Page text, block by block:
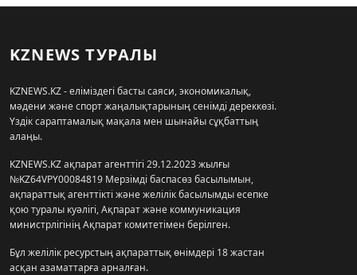
KZNEWS ТУРАЛЫ
KZNEWS.KZ - еліміздегі басты саяси, экономикалық,
мәдени және спорт жаңалықтарының сенімді дереккөзі.
Үздік сараптамалық мақала мен шынайы сұқбаттың
алаңы.
KZNEWS.KZ ақпарат агенттігі 29.12.2023 жылғы
№KZ64VPY00084819 Мерзімді баспасөз басылымын,
ақпараттық агенттікті және желілік басылымды есепке
қою туралы куәлігі, Ақпарат және коммуникация
министрлігінің Ақпарат комитетімен берілген.
Бұл желілік ресурстың ақпараттық өнімдері 18 жастан
асқан азаматтарға арналған.